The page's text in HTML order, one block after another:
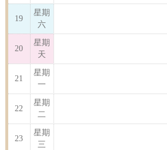
19
星期
六
20
星期
天
21
星期
一
22
星期
二
23
星期
三